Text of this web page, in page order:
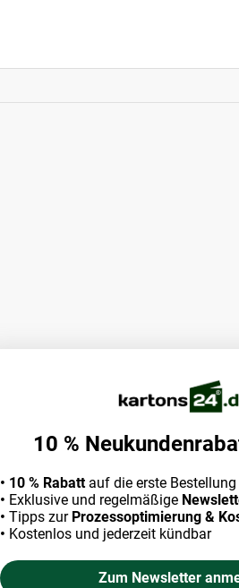
10 %
• 10 % Rabatt auf die erste Bestellung
• Exklusive und regelmäßige
• Tipps zur Prozessoptimierung &
• Kostenlos und jederzeit kündbar
Zum Newsletter